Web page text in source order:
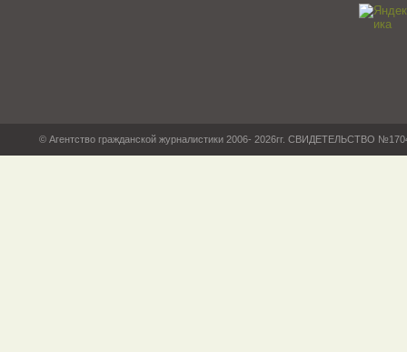
© Агентство гражданской журналистики 2006- 2026гг. СВИДЕТЕЛЬСТВО